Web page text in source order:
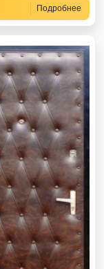
Подробнее